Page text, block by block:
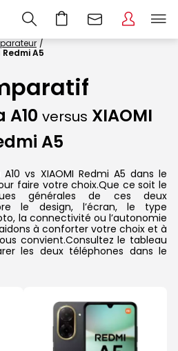
Redmi A5
A10 versus XIAOMI
A5
vs XIAOMI Redmi A5 dans le
faire votre choix.Que ce soit le
générales de ces deux
le design, l’écran, le type
la connectivité ou l’autonomie
à conforter votre choix et à
convient.Consultez le tableau
les deux téléphones dans le